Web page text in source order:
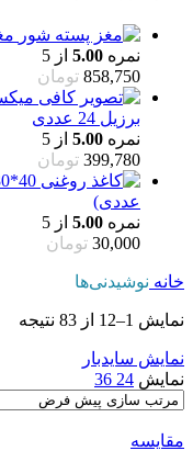
نمره 5.00 از 5
858,750 تومان
برزیل 24 عددی
نمره 5.00 از 5
399,780 تومان
عددی)
نمره 5.00 از 5
30,000 تومان
خانه نوشیدنی‌ها
نمایش 1–12 از 83 نتیجه
نمایش سایدبار
نمایش 24
36
مقایسه